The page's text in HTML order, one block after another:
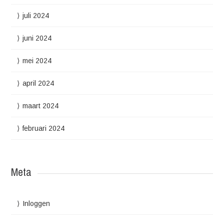
juli 2024
juni 2024
mei 2024
april 2024
maart 2024
februari 2024
Meta
Inloggen